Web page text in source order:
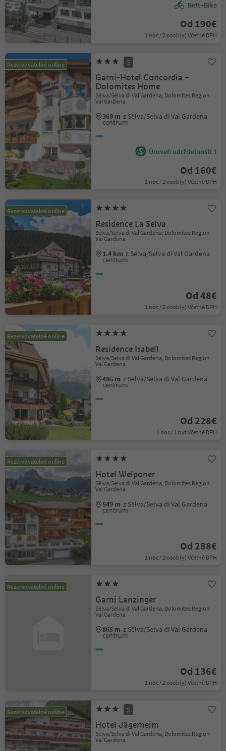
Bett+Bike
Od 190€
1 noc / 2 osob(y) Včetně DPH
Rezervovatelné online S
Garni-Hotel Concordia –
Dolomites Home
Sëlva/Selva di Val Gardena, Dolomites Region
Val Gardena
369 m z Sëlva/Selva di Val Gardena
centrum
Úroveň udržitelnosti 1
Od 160€
1 noc / 2 osob(y) Včetně DPH
Rezervovatelné online
Residence La Selva
Sëlva/Selva di Val Gardena, Dolomites Region
Val Gardena
1.4 km z Sëlva/Selva di Val Gardena
centrum
Od 48€
1 noc / 2 osob(y) Včetně DPH
Rezervovatelné online
Residence Isabell
Sëlva/Selva di Val Gardena, Dolomites Region
Val Gardena
486 m z Sëlva/Selva di Val Gardena
centrum
Od 228€
1 noc / 1 byt Včetně DPH
Rezervovatelné online
Hotel Welponer
Sëlva/Selva di Val Gardena, Dolomites Region
Val Gardena
549 m z Sëlva/Selva di Val Gardena
centrum
Od 288€
1 noc / 2 osob(y) Včetně DPH
Rezervovatelné online
Garni Lanzinger
Sëlva/Selva di Val Gardena, Dolomites Region
Val Gardena
865 m z Sëlva/Selva di Val Gardena
centrum
Od 136€
1 noc / 2 osob(y) Včetně DPH
Rezervovatelné online S
Hotel Jägerheim
Sëlva/Selva di Val Gardena, Dolomites Region
Val Gardena